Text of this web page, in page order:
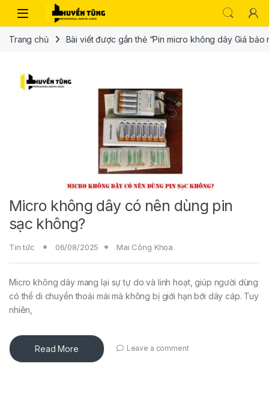
Trang chủ Bài viết được gắn thẻ “Pin micro không dây Giá bảo
Micro không dây có nên dùng pin
sạc không?
Tin tức 06/08/2025 Mai Công Khoa
Micro không dây mang lại sự tự do và linh hoạt, giúp người dùng
có thể di chuyển thoải mái mà không bị giới hạn bởi dây cáp. Tuy
nhiên,
Read More Leave a comment